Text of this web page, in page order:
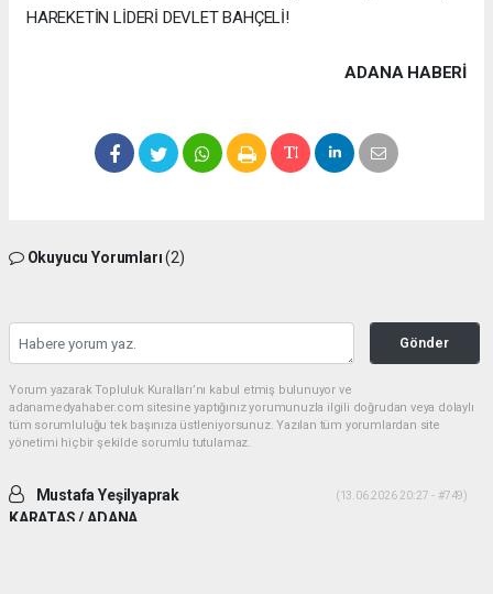
HAREKETİN LİDERİ DEVLET BAHÇELİ!
ADANA HABERİ
Okuyucu Yorumları(2)
Gönder
Yorum yazarak Topluluk Kuralları’nı kabul etmiş bulunuyor ve
adanamedyahaber.com sitesine yaptığınız yorumunuzla ilgili doğrudan veya dolaylı
tüm sorumluluğu tek başınıza üstleniyorsunuz. Yazılan tüm yorumlardan site
yönetimi hiçbir şekilde sorumlu tutulamaz.
Mustafa Yeşilyaprak
KARATAS / ADANA
(13.06.2026 20:27 - #749)